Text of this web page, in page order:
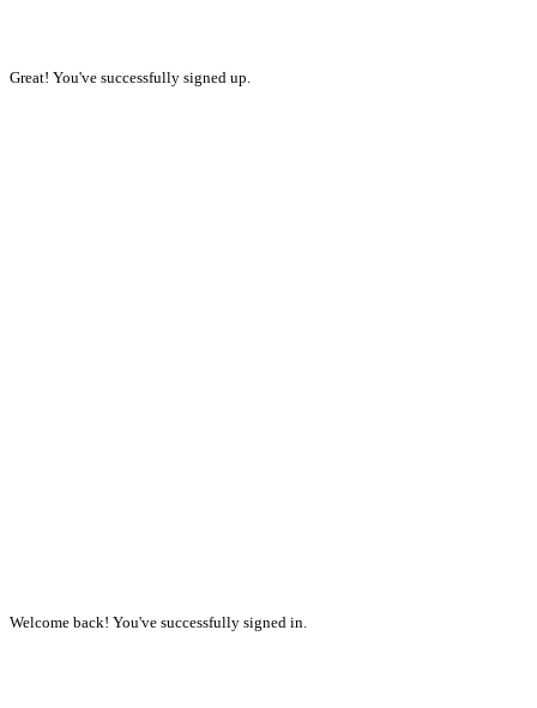
Great! You've successfully signed up.
Welcome back! You've successfully signed in.